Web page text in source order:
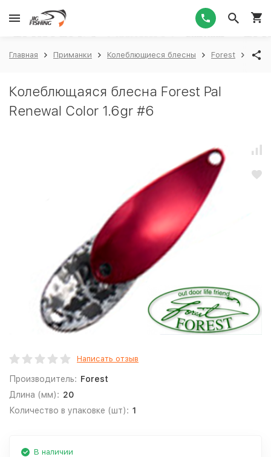
Главная Приманки Колеблющиеся блесны Forest
Колеблющаяся блесна Forest Pal
Renewal Color 1.6gr #6
Написать отзыв
Производитель: Forest
Длина (мм): 20
Количество в упаковке (шт): 1
В наличии